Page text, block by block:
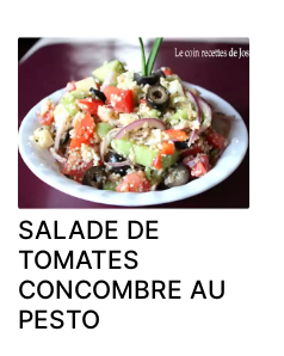
SALADE DE
TOMATES
CONCOMBRE AU
PESTO